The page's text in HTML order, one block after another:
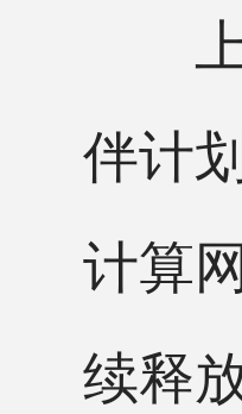
上
伴计
计算
续释